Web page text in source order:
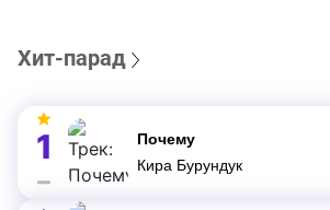
Хит-парад
1
Почему
Кира Бурундук